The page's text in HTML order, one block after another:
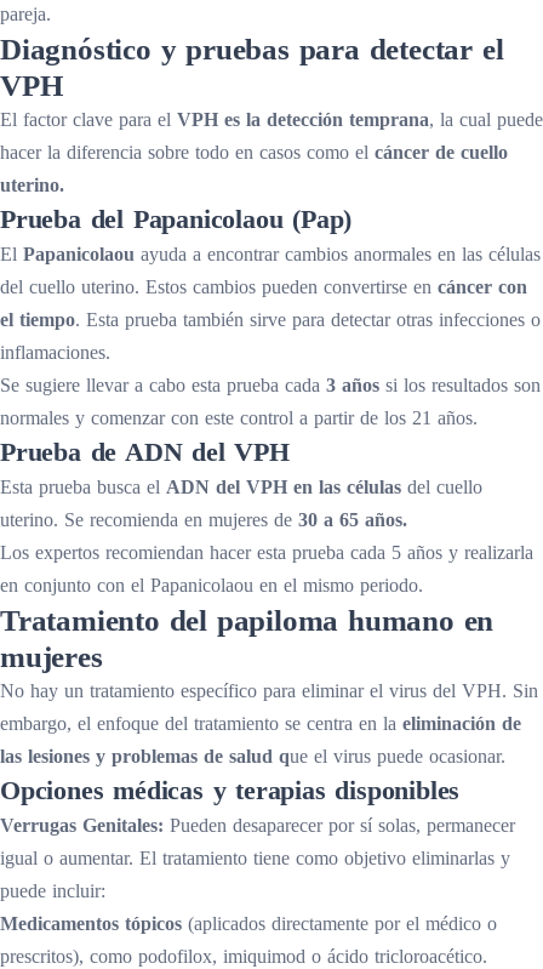
pareja.
Diagnóstico y pruebas para detectar el
VPH
El factor clave para el VPH es la detección temprana, la cual puede
hacer la diferencia sobre todo en casos como el cáncer de cuello
uterino.
Prueba del Papanicolaou (Pap)
El Papanicolaou ayuda a encontrar cambios anormales en las células
del cuello uterino. Estos cambios pueden convertirse en cáncer con
el tiempo. Esta prueba también sirve para detectar otras infecciones o
inflamaciones.
Se sugiere llevar a cabo esta prueba cada 3 años si los resultados son
normales y comenzar con este control a partir de los 21 años.
Prueba de ADN del VPH
Esta prueba busca el ADN del VPH en las células del cuello
uterino. Se recomienda en mujeres de 30 a 65 años.
Los expertos recomiendan hacer esta prueba cada 5 años y realizarla
en conjunto con el Papanicolaou en el mismo periodo.
Tratamiento del papiloma humano en
mujeres
No hay un tratamiento específico para eliminar el virus del VPH. Sin
embargo, el enfoque del tratamiento se centra en la eliminación de
las lesiones y problemas de salud que el virus puede ocasionar.
Opciones médicas y terapias disponibles
Verrugas Genitales: Pueden desaparecer por sí solas, permanecer
igual o aumentar. El tratamiento tiene como objetivo eliminarlas y
puede incluir:
Medicamentos tópicos (aplicados directamente por el médico o
prescritos), como podofilox, imiquimod o ácido tricloroacético.